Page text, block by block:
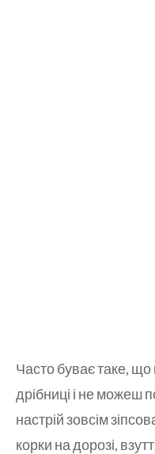
Часто буває таке,
дрібниці і не можеш
настрій зовсім
корки на дорозі,